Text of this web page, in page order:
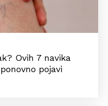
Ovih 7 navika
pojavi